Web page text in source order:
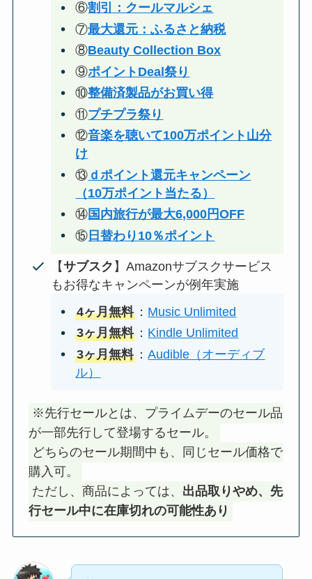
⑥割引：クールマルシェ
⑦最大還元：ふるさと納税
⑧Beauty Collection Box
⑨ポイントDeal祭り
⑩整備済製品がお買い得
⑪プチプラ祭り
⑫音楽を聴いて100万ポイント山分
け
⑬ ｄポイント還元キャンペーン
（10万ポイント当たる）
⑭国内旅行が最大6,000円OFF
⑮ 日替わり10％ポイント
【サブスク 】Amazonサブスクサービス
もお得なキャンペーンが例年実施
4ヶ月無料 ： Music Unlimited
3ヶ月無料 ： Kindle Unlimited
3ヶ月無料 ：Audible（オーディブ
ル）
※先行セールとは、プライムデーのセール品
が一部先行して登場するセール。
どちらのセール期間中も、同じセール価格で
購入可。
ただし、商品によっては、 出品取りやめ、先
行セール中に在庫切れの可能性あり